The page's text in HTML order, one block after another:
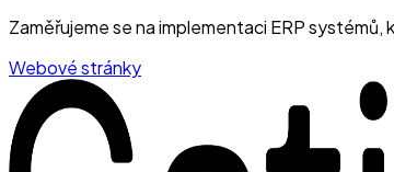
Zaměřujeme se na implementaci ERP
Webové stránky